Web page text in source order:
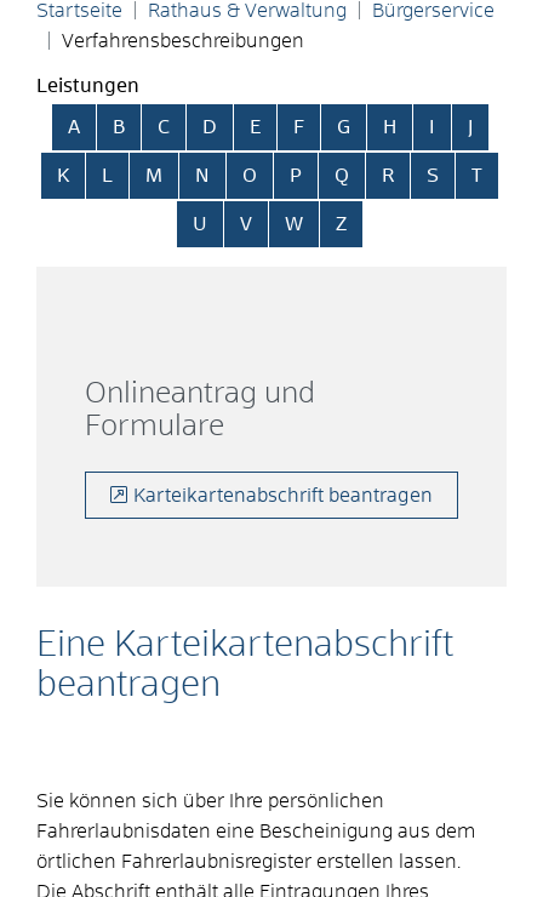
Startseite Rathaus & Verwaltung
Bürgerservice
Verfahrensbeschreibungen
Leistungen
Alphabetisches Register überspringen
A B C D E F G H
K L M N O P Q R S T
U V W Z
Eine Karteikartenabschrift
beantragen
Sie können sich über Ihre persönlichen
Fahrerlaubnisdaten eine Bescheinigung aus dem
örtlichen Fahrerlaubnisregister erstellen lassen.
Die Abschrift enthält alle Eintragungen Ihres
Onlineantrag und
Formulare
Karteikartenabschrift beantragen